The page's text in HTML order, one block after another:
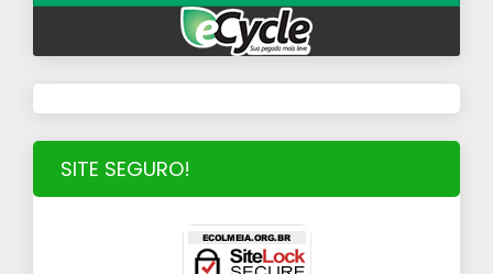
SITE SEGURO!